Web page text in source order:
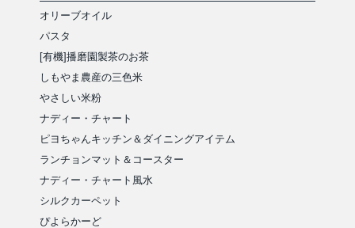
オリーブオイル
パスタ
[有機]播磨園製茶のお茶
しもやま農産の三色米
やさしい米粉
ナディー・チャート
ピヨちゃんキッチン＆ダイニングアイテム
ランチョンマット＆コースター
ナディー・チャート風水
シルクカーペット
ぴよらかーど